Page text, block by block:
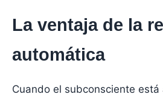
La ventaja de la
automática
Cuando el subconsciente